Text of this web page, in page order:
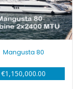
Mangusta 80
€1,150,000.00